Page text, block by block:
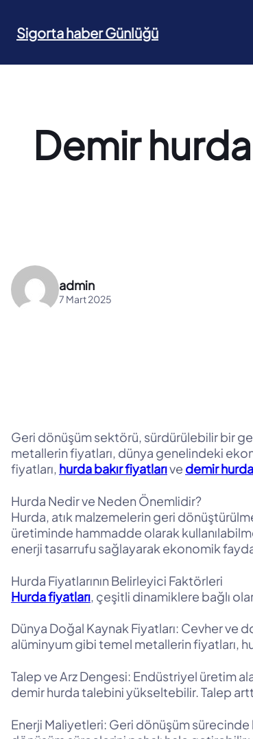
Sigorta haber Günlüğü
Demir
admin
7 Mart 2025
Geri dönüşüm sektörü, sürdürülebilir bir
metallerin fiyatları, dünya genelindeki
fiyatları, hurda bakır fiyatlarıve demir
Hurda Nedir ve Neden Önemlidir?
Hurda, atık malzemelerin geri
üretiminde hammadde olarak
enerji tasarrufu sağlayarak ekonomik
Hurda Fiyatlarının Belirleyici Faktörleri
Hurda fiyatları, çeşitli dinamiklere bağlı
Dünya Doğal Kaynak Fiyatları: Cevher ve
alüminyum gibi temel metallerin fiyatları,
Talep ve Arz Dengesi: Endüstriyel üretim
demir hurda talebini yükseltebilir. Talep
Enerji Maliyetleri: Geri dönüşüm sürecinde